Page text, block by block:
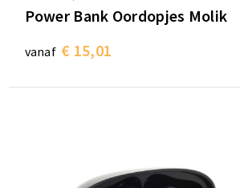
Power Bank Oordopjes Molik
vanaf € 15,01